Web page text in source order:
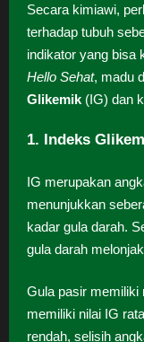
Secara kimiawi,
terhadap tubuh
indikator yang bisa
Hello Sehat, madu
Glikemik (IG) dan
1. Indeks
IG merupakan
menunjukkan
kadar gula darah.
gula darah
Gula pasir memiliki
memiliki nilai IG
rendah, selisih